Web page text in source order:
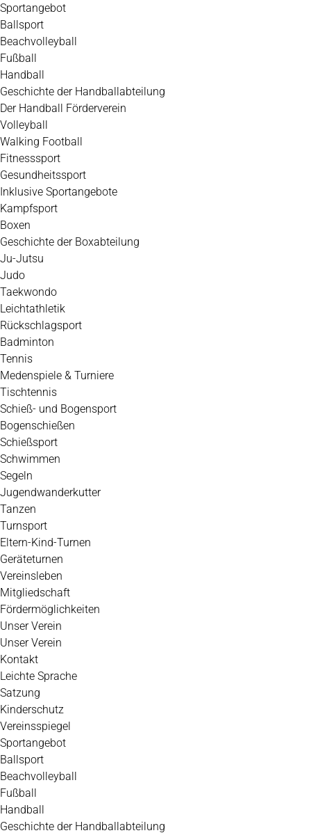
Zum
Inhalt
springen
Sportangebot
Ballsport
Beachvolleyball
Fußball
Handball
Geschichte der Handballabteilung
Der Handball Förderverein
Volleyball
Walking Football
Fitnesssport
Gesundheitssport
Inklusive Sportangebote
Kampfsport
Boxen
Geschichte der Boxabteilung
Ju-Jutsu
Judo
Taekwondo
Leichtathletik
Rückschlagsport
Badminton
Tennis
Medenspiele & Turniere
Tischtennis
Schieß- und Bogensport
Bogenschießen
Schießsport
Schwimmen
Segeln
Jugendwanderkutter
Tanzen
Turnsport
Eltern-Kind-Turnen
Geräteturnen
Vereinsleben
Mitgliedschaft
Fördermöglichkeiten
Unser Verein
Unser Verein
Kontakt
Leichte Sprache
Satzung
Kinderschutz
Vereinsspiegel
Sportangebot
Ballsport
Beachvolleyball
Fußball
Handball
Geschichte der Handballabteilung